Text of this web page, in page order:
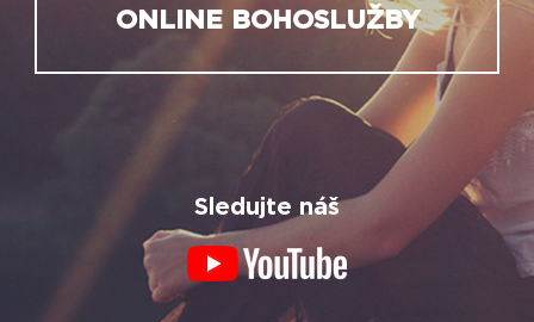
ONLINE BOHOSLUŽBY
Sledujte náš